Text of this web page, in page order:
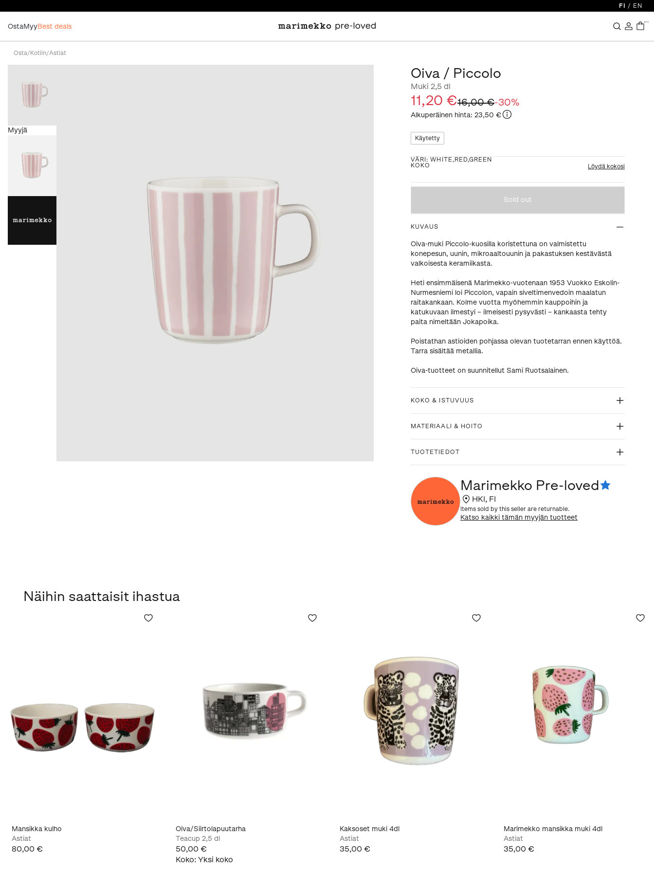
FI / EN
OstaMyyBest deals
...
Osta/ Kotiin/Astiat
Myyjä
Oiva / Piccolo
Muki 2,5 dl
11,20 €16,00 €-30%
Alkuperäinen hinta: 23,50 €
Käytetty
VÄRI :WHITE,RED,GREEN
KOKO
Löydä kokosi
Sold out
KUVAUS
Oiva-muki Piccolo-kuosilla koristettuna on valmistettu
konepesun, uunin, mikroaaltouunin ja pakastuksen kestävästä
valkoisesta keramiikasta.
Heti ensimmäisenä Marimekko-vuotenaan 1953 Vuokko Eskolin-
Nurmesniemi loi Piccolon, vapain siveltimenvedoin maalatun
raitakankaan. Kolme vuotta myöhemmin kauppoihin ja
katukuvaan ilmestyi – ilmeisesti pysyvästi – kankaasta tehty
paita nimeltään Jokapoika.
Poistathan astioiden pohjassa olevan tuotetarran ennen käyttöä.
Tarra sisältää metallia.
Oiva-tuotteet on suunnitellut Sami Ruotsalainen.
KOKO & ISTUVUUS
MATERIAALI & HOITO
TUOTETIEDOT
Marimekko Pre-loved
HKI, FI
Items sold by this seller are returnable.
Katso kaikki tämän myyjän tuotteet
Näihin saattaisit ihastua
Mansikka kulho
Astiat
80,00 €
Oiva/Siirtolapuutarha
Teacup 2,5 dl
50,00 €
Koko: Yksi koko
Kaksoset muki 4dl
Astiat
35,00 €
Marimekko mansikka muki 4dl
Astiat
35,00 €